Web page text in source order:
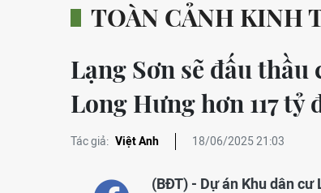
TOÀN CẢNH KINH
Lạng Sơn sẽ đấu
Long Hưng hơn 117 tỷ
Tác giả: Việt Anh 18/06/2025 21:03
(BĐT) - Dự án Khu dân cư